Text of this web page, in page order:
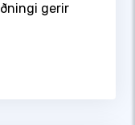
gerir